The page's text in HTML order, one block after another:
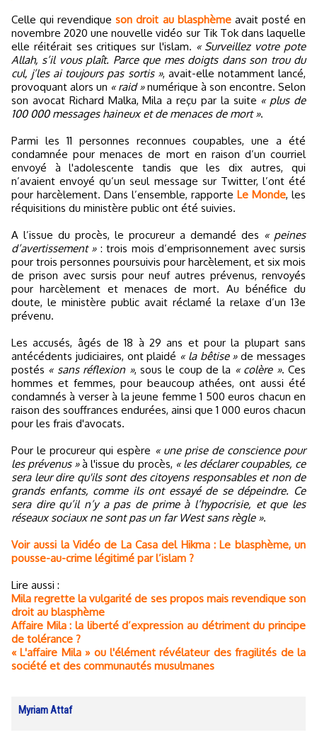
Celle qui revendiqueson droit au blasphèmeavait posté en
novembre 2020 une nouvelle vidéo sur Tik Tok dans laquelle
elle réitérait ses critiques sur l'islam. « Surveillez votre pote
Allah, s’il vous plaît. Parce que mes doigts dans son trou du
cul, j’les ai toujours pas sortis », avait-elle notamment lancé,
provoquant alors un « raid »numérique à son encontre. Selon
son avocat Richard Malka, Mila a reçu par la suite « plus de
100 000 messages haineux et de menaces de mort ».
Parmi les 11 personnes reconnues coupables, une a été
condamnée pour menaces de mort en raison d’un courriel
envoyé à l'adolescente tandis que les dix autres, qui
n’avaient envoyé qu’un seul message sur Twitter, l’ont été
pour harcèlement. Dans l’ensemble, rapporte Le Monde, les
réquisitions du ministère public ont été suivies.
A l’issue du procès, le procureur a demandé des « peines
d’avertissement »: trois mois d’emprisonnement avec sursis
pour trois personnes poursuivis pour harcèlement, et six mois
de prison avec sursis pour neuf autres prévenus, renvoyés
pour harcèlement et menaces de mort. Au bénéfice du
doute, le ministère public avait réclamé la relaxe d’un 13e
prévenu.
Les accusés, âgés de 18 à 29 ans et pour la plupart sans
antécédents judiciaires, ont plaidé « la bêtise »de messages
postés « sans réflexion », sous le coup de la « colère ». Ces
hommes et femmes, pour beaucoup athées, ont aussi été
condamnés à verser à la jeune femme 1 500 euros chacun en
raison des souffrances endurées, ainsi que 1 000 euros chacun
pour les frais d'avocats.
Pour le procureur qui espère « une prise de conscience pour
les prévenus »à l'issue du procès, « les déclarer coupables, ce
sera leur dire qu'ils sont des citoyens responsables et non de
grands enfants, comme ils ont essayé de se dépeindre. Ce
sera dire qu’il n’y a pas de prime à l’hypocrisie, et que les
réseaux sociaux ne sont pas un far West sans règle ».
Voir aussi la Vidéo de La Casa del Hikma : Le blasphème, un
pousse-au-crime légitimé par l’islam ?
Lire aussi :
Mila regrette la vulgarité de ses propos mais revendique son
droit au blasphème
Affaire Mila : la liberté d’expression au détriment du principe
de tolérance ?
« L'affaire Mila » ou l'élément révélateur des fragilités de la
société et des communautés musulmanes
Myriam Attaf